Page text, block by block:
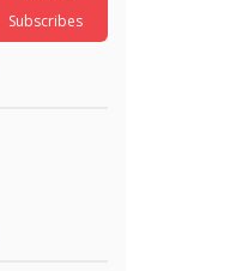
Subscribes